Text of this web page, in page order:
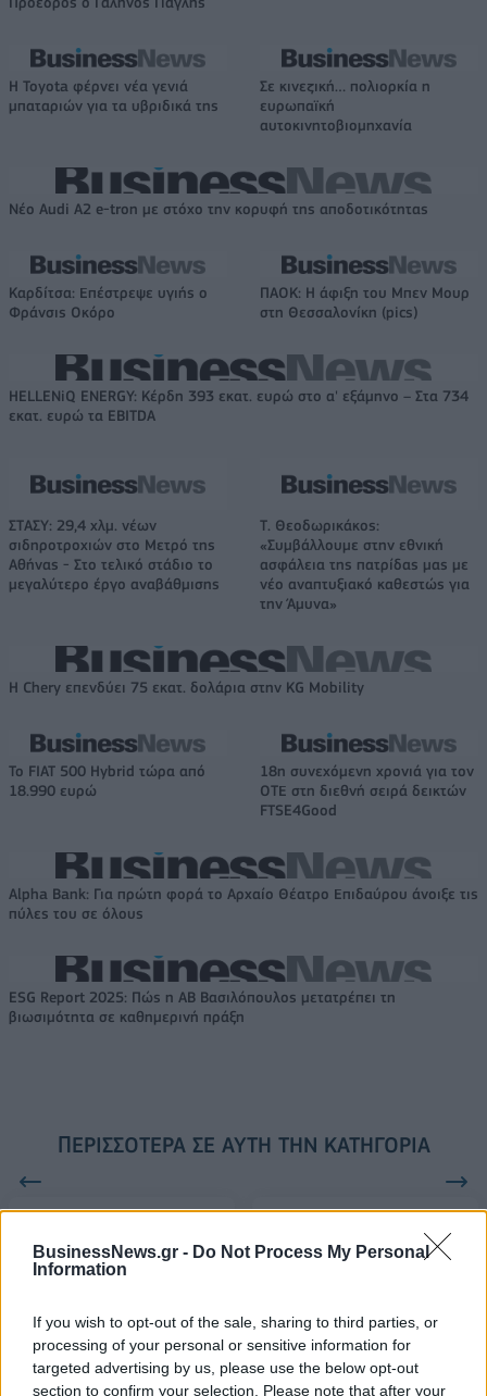
BusinessNews.gr - Do Not Process My Personal
Information
If you wish to opt-out of the sale, sharing to third parties, or
processing of your personal or sensitive information for
targeted advertising by us, please use the below opt-out
section to confirm your selection. Please note that after your
Η Toyota φέρνει νέα γενιά
μπαταριών για τα υβριδικά της
Σε κινεζική… πολιορκία η
ευρωπαϊκή
αυτοκινητοβιομηχανία
Νέο Audi A2 e-tron με στόχο την κορυφή της αποδοτικότητας
Καρδίτσα: Επέστρεψε υγιής ο
Φράνσις Οκόρο
ΠΑΟΚ: Η άφιξη του Μπεν Μουρ
στη Θεσσαλονίκη (pics)
HELLENiQ ENERGY: Κέρδη 393 εκατ. ευρώ στο α' εξάμηνο – Στα 734
εκατ. ευρώ τα EBITDA
ΣΤΑΣΥ: 29,4 χλμ. νέων
σιδηροτροχιών στο Μετρό της
Αθήνας - Στο τελικό στάδιο το
μεγαλύτερο έργο αναβάθμισης
Τ. Θεοδωρικάκος:
«Συμβάλλουμε στην εθνική
ασφάλεια της πατρίδας μας με
νέο αναπτυξιακό καθεστώς για
την Άμυνα»
Η Chery επενδύει 75 εκατ. δολάρια στην KG Mobility
Το FIAT 500 Hybrid τώρα από
18.990 ευρώ
18η συνεχόμενη χρονιά για τον
ΟΤΕ στη διεθνή σειρά δεικτών
FTSE4Good
Alpha Bank: Για πρώτη φορά το Αρχαίο Θέατρο Επιδαύρου άνοιξε τις
πύλες του σε όλους
ESG Report 2025: Πώς η ΑΒ Βασιλόπουλος μετατρέπει τη
βιωσιμότητα σε καθημερινή πράξη
ΠΕΡΙΣΣΌΤΕΡΑ ΣΕ ΑΥΤΉ ΤΗΝ ΚΑΤΗΓΟΡΊΑ
Ελληνική Εταιρία Logistics:
Προτείνει τη σύσταση
Υφυπουργείου
Συμφωνία με την ΟΙΚΙΑ-
EUROSOFA
22/09/2015 - 03:00